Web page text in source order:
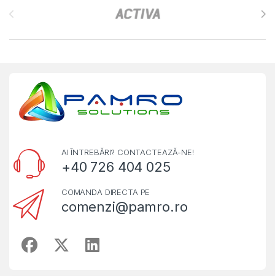
AI ÎNTREBĂRI? CONTACTEAZĂ-NE!
+40 726 404 025
COMANDA DIRECTA PE
comenzi@pamro.ro